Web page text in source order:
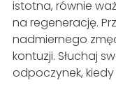
istotna, równie
na regenerację.
nadmiernego
kontuzji. Słuchaj
odpoczynek,